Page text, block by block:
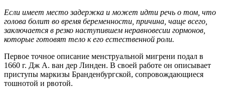
Если имеет место задержка и может идти речь о том, что
голова болит во время беременности, причина, чаще всего,
заключается в резко наступившем неравновесии гормонов,
которые готовят тело к его естественной роли.
Первое точное описание менструальной мигрени подал в
1660 г. Дж А. ван дер Линден. В своей работе он описывает
приступы маркизы Бранденбургской, сопровождающиеся
тошнотой и рвотой.